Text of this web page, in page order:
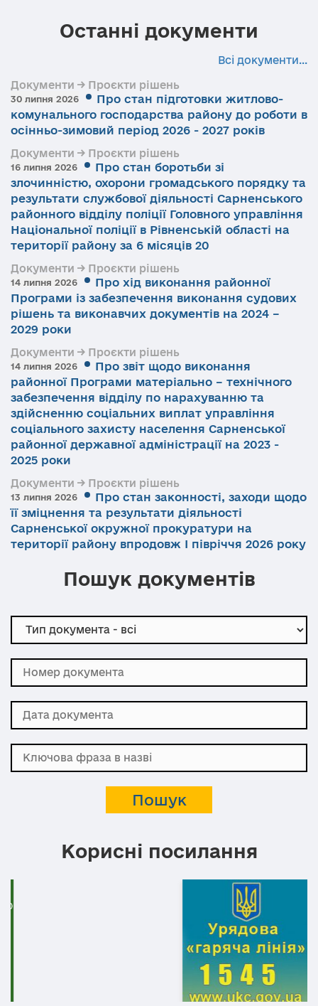
Останні документи
Всі документи...
Документи → Проєкти рішень
30 липня 2026
Про стан підготовки житлово-
комунального господарства району до роботи в
осінньо-зимовий період 2026 - 2027 років
Документи → Проєкти рішень
16 липня 2026
Про стан боротьби зі
злочинністю, охорони громадського порядку та
результати службової діяльності Сарненського
районного відділу поліції Головного управління
Національної поліції в Рівненській області на
території району за 6 місяців 20
Документи → Проєкти рішень
14 липня 2026
Про хід виконання районної
Програми із забезпечення виконання судових
рішень та виконавчих документів на 2024 –
2029 роки
Документи → Проєкти рішень
14 липня 2026
Про звіт щодо виконання
районної Програми матеріально – технічного
забезпечення відділу по нарахуванню та
здійсненню соціальних виплат управління
соціального захисту населення Сарненської
районної державної адміністрації на 2023 -
2025 роки
Документи → Проєкти рішень
13 липня 2026
Про стан законності, заходи щодо
її зміцнення та результати діяльності
Сарненської окружної прокуратури на
території району впродовж І півріччя 2026 року
Пошук документів
Корисні посилання